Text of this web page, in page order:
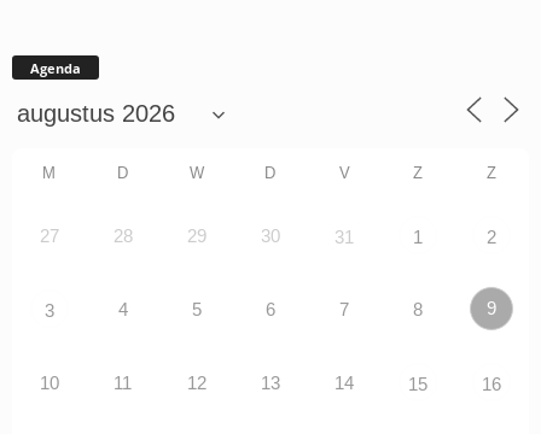
Agenda
M D W D V Z Z
27 28 29 30 31 1 2
3 4 5 6 7 8 9
10 11 12 13 14 15 16